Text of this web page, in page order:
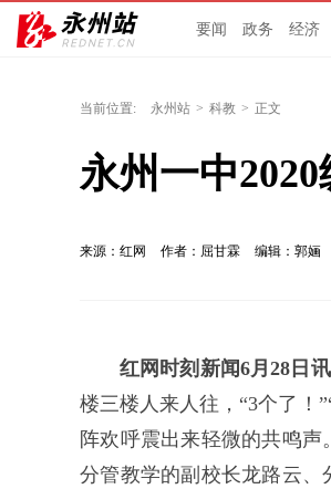
要闻 政务 经济
当前位置: 永州站 > 科教 > 正文
永州一中
来源：红网 作者：屈甘霖 编辑：郭婳
红网时刻新闻6月28日讯
楼三楼人来人往，“3个了！
阵欢呼震出来轻微的共鸣
分管教学的副校长龙路云